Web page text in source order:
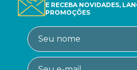
E RECEBA NOVIDADES,
PROMOÇÕES